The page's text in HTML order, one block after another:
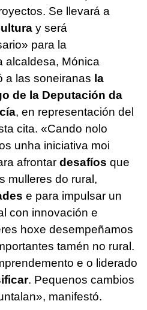
Se llevará a
y será
para la
alcaldesa, Mónica
a las soneiranas la
de la Deputación da
, en representación del
cita. «Cando nolo
unha iniciativa moi
afrontar desafíos que
mulleres do rural,
e para impulsar un
con innovación e
hoxe desempeñamos
tamén no rural.
e o liderado
. Pequenos cambios
», manifestó.